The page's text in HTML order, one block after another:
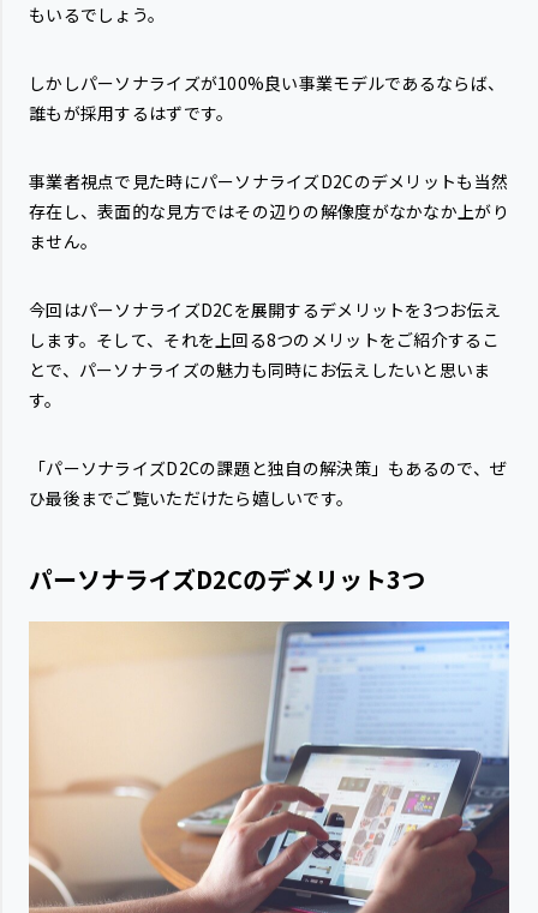
もいるでしょう。
しかしパーソナライズが100%良い事業モデルであるならば、
誰もが採用するはずです。
事業者視点で見た時にパーソナライズD2Cのデメリットも当然
存在し、表面的な見方ではその辺りの解像度がなかなか上がり
ません。
今回はパーソナライズD2Cを展開するデメリットを3つお伝え
します。そして、それを上回る8つのメリットをご紹介するこ
とで、パーソナライズの魅力も同時にお伝えしたいと思いま
す。
「パーソナライズD2Cの課題と独自の解決策」もあるので、ぜ
ひ最後までご覧いただけたら嬉しいです。
パーソナライズD2Cのデメリット3つ